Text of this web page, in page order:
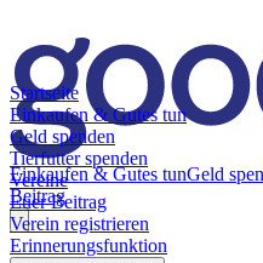
Einkaufen & Gutes tunGeld
Beitrag
Startseite
Einkaufen & Gutes tun
Geld spenden
Tierfutter spenden
Vereine
Euer Beitrag
Verein registrieren
Erinnerungsfunktion